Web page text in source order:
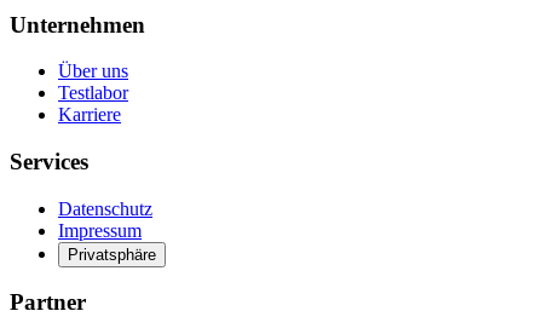
Unternehmen
Über uns
Testlabor
Karriere
Services
Datenschutz
Impressum
Privatsphäre
Partner